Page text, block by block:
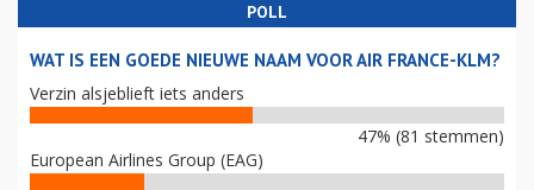
POLL
WAT IS EEN GOEDE NIEUWE NAAM VOOR AIR FRANCE-KLM?
Verzin alsjeblieft iets anders
47% (81 stemmen)
European Airlines Group (EAG)